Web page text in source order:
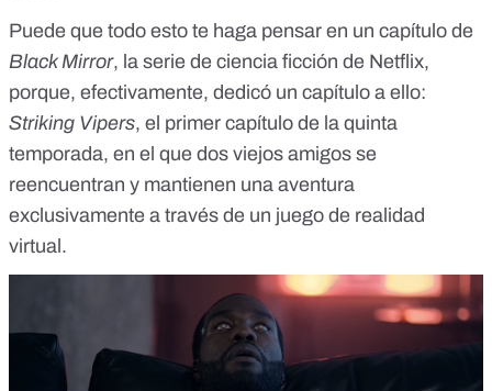
Puede que todo esto te haga pensar en un capítulo de
Black Mirror, la serie de ciencia ficción de Netflix,
porque, efectivamente, dedicó un capítulo a ello:
Striking Vipers, el primer capítulo de la quinta
temporada, en el que dos viejos amigos se
reencuentran y mantienen una aventura
exclusivamente a través de un juego de realidad
virtual.